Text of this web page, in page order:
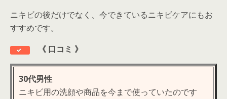
ニキビの後だけでなく、今できているニキビケアにもお
すすめです。
《 口コミ 》
30代男性
ニキビ用の洗顔や商品を今まで使っていたのです